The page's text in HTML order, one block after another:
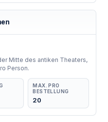
Mitte des antiken Theaters,
Person.
MAX. PRO
BESTELLUNG
20